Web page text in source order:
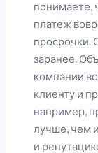
понимаете,
платеж
просрочки.
заранее.
компании
клиенту и
например,
лучше, чем
и